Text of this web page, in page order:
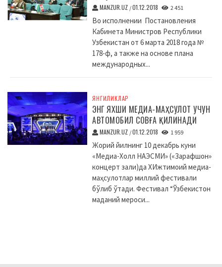
MANZUR.UZ /01.12.2018 2 451
Во исполнении Постановления
Кабинета Министров Республики
Узбекистан от 6 марта 2018 года №
178-ф, а также на основе плана
международных...
ЯНГИЛИКЛАР
ЭНГ ЯХШИ МЕДИА-МАҲСУЛОТ УЧУН
АВТОМОБИЛ СОВҒА ҚИЛИНАДИ
MANZUR.UZ /01.12.2018 1 959
Жорий йилнинг 10 декабрь куни
«Медиа-Холл НАЭСМИ» («Зарафшон»
концерт зали)да XИжтимоий медиа-
маҳсулотлар миллий фестивали
бўлиб ўтади. Фестивал “Ўзбекистон
маданий мероси...